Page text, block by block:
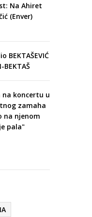
Na Ahiret
(Enver)
BEKTAŠEVIĆ
BEKTAŠ
na koncertu u
zamaha
na njenom
pala"